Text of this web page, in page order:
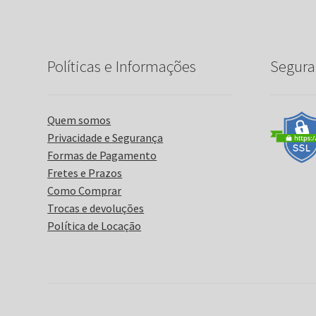
Políticas e Informações
Quem somos
Privacidade e Segurança
Formas de Pagamento
Fretes e Prazos
Como Comprar
Trocas e devoluções
Política de Locação